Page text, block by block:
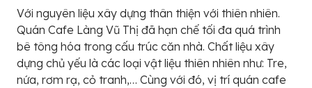
Với nguyên liệu xây dựng thân thiện với thiên nhiên.
Quán Cafe Làng Vũ Thị đã hạn chế tối đa quá trình
bê tông hóa trong cấu trúc căn nhà. Chất liệu xây
dựng chủ yếu là các loại vật liệu thiên nhiên như: Tre,
nứa, rơm rạ, cỏ tranh,… Cùng với đó, vị trí quán cafe